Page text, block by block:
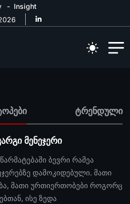
Insight
ტრენდული
მენეჯერი
ბევრი რამეა
დამოკიდებული. მათი
მათი ურთიერთობები როგორც
ისე ზედა